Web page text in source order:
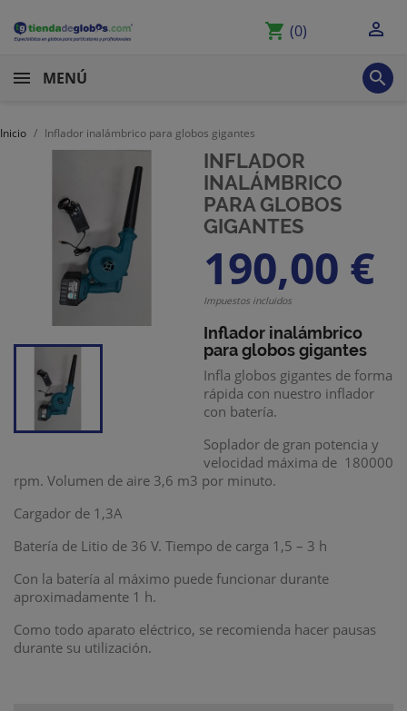
shopping_cart (0) 
MENÚ 
Inicio Inflador inalámbrico para globos gigantes
INFLADOR
INALÁMBRICO
PARA GLOBOS
GIGANTES
190,00 €
Impuestos incluidos
Inflador inalámbrico
para globos gigantes
Infla globos gigantes de forma
rápida con nuestro inflador
con batería.
Soplador de gran potencia y
velocidad máxima de 180000
rpm. Volumen de aire 3,6 m3 por minuto.
Cargador de 1,3A
Batería de Litio de 36 V. Tiempo de carga 1,5 – 3 h
Con la batería al máximo puede funcionar durante
aproximadamente 1 h.
Como todo aparato eléctrico, se recomienda hacer pausas
durante su utilización.